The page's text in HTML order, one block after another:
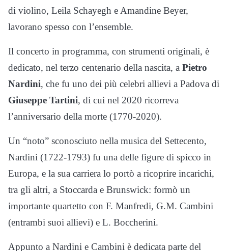
di violino, Leila Schayegh e Amandine Beyer,
lavorano spesso con l’ensemble.
Il concerto in programma, con strumenti originali, è
dedicato, nel terzo centenario della nascita, a Pietro
Nardini, che fu uno dei più celebri allievi a Padova di
Giuseppe Tartini, di cui nel 2020 ricorreva
l’anniversario della morte (1770-2020).
Un “noto” sconosciuto nella musica del Settecento,
Nardini (1722-1793) fu una delle figure di spicco in
Europa, e la sua carriera lo portò a ricoprire incarichi,
tra gli altri, a Stoccarda e Brunswick: formò un
importante quartetto con F. Manfredi, G.M. Cambini
(entrambi suoi allievi) e L. Boccherini.
Appunto a Nardini e Cambini è dedicata parte del